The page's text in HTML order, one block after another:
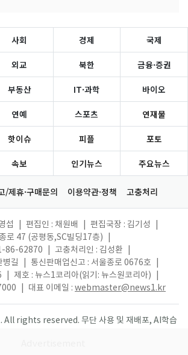
사회 경제 국제
외교 북한 금융·증권
부동산 IT·과학 바이오
연예 스포츠 연재물
핫이슈 피플 포토
속보 인기뉴스 주요뉴스
/제휴·구매문의 이용약관·정책 고충처리
섭 편집인 : 채원배 편집국장 : 김기성
로 47 (공평동,SC빌딩17층)
86-62870
고충처리인 : 김성환
병길
통신판매업신고 : 서울종로 0676호
제호 : 뉴스1코리아(읽기: 뉴스원코리아)
대표 이메일 : webmaster@news1.kr
rights reserved. 무단 사용 및 재배포, AI학습